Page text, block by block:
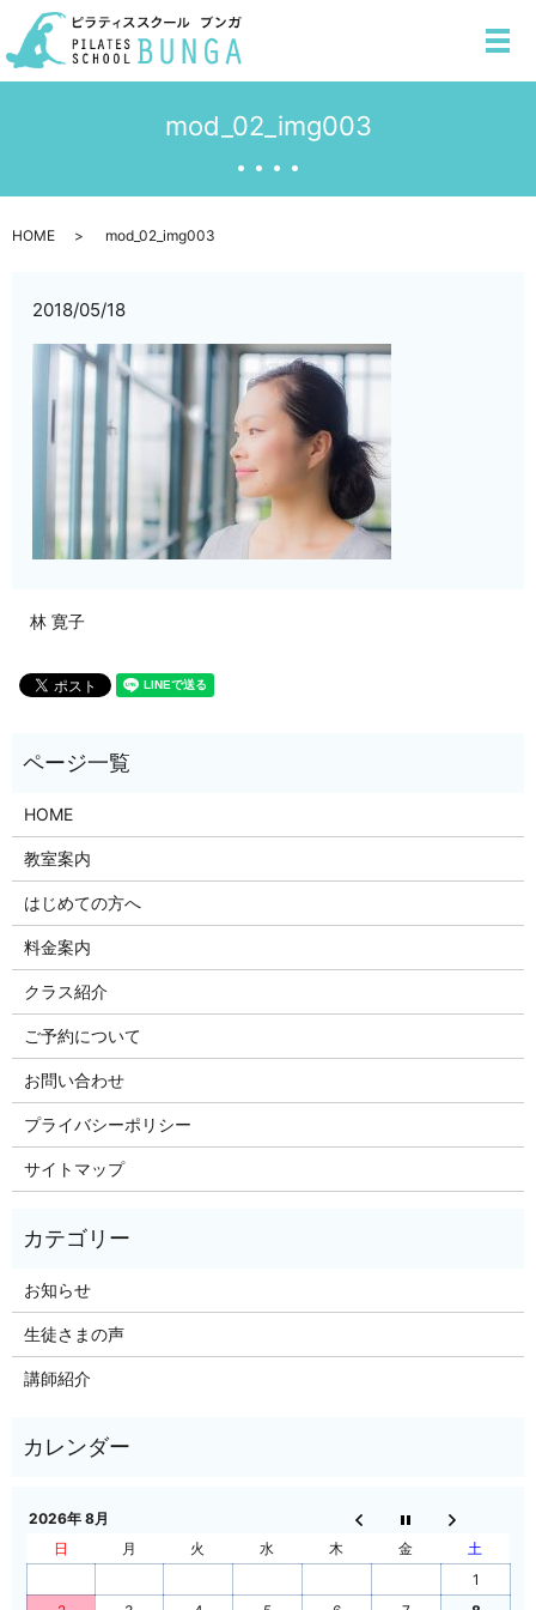
メ
mod_02_img003
HOME mod_02_img003
2018/05/18
林 寛子
HOME
教室案内
はじめての方へ
料金案内
クラス紹介
ご予約について
お問い合わせ
プライバシーポリシー
サイトマップ
お知らせ
生徒さまの声
講師紹介
2026年 8月
日
月 火 水 木 金
土
1